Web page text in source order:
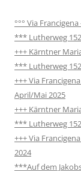
°°° Via
*** Lutherweg
+++ Kärntner
*** Lutherweg
+++ Via
April/Mai 2025
+++ Kärntner
*** Lutherweg
+++ Via
2024
***Auf dem